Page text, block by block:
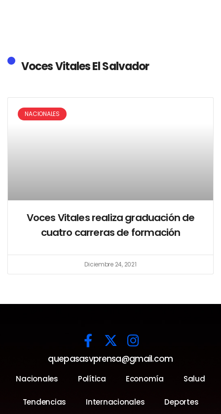
Voces Vitales El Salvador
NACIONALES
Voces Vitales realiza graduación de
cuatro carreras de formación
Diciembre 24, 2021
quepasasvprensa@gmail.com
Nacionales Política Economía Salud
Tendencias Internacionales Deportes